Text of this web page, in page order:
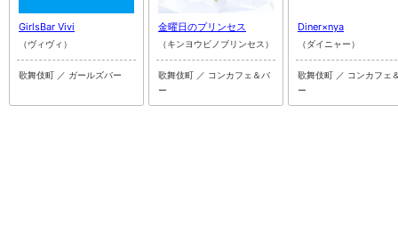
GirlsBar Vivi
（ヴィヴィ）
歌舞伎町 ／ ガールズバー
金曜日のプリンセス
（キンヨウビノブリンセス）
歌舞伎町 ／ コンカフェ＆バ
ー
Diner×nya
（ダイニャー）
歌舞伎町 ／ コンカフェ
ー